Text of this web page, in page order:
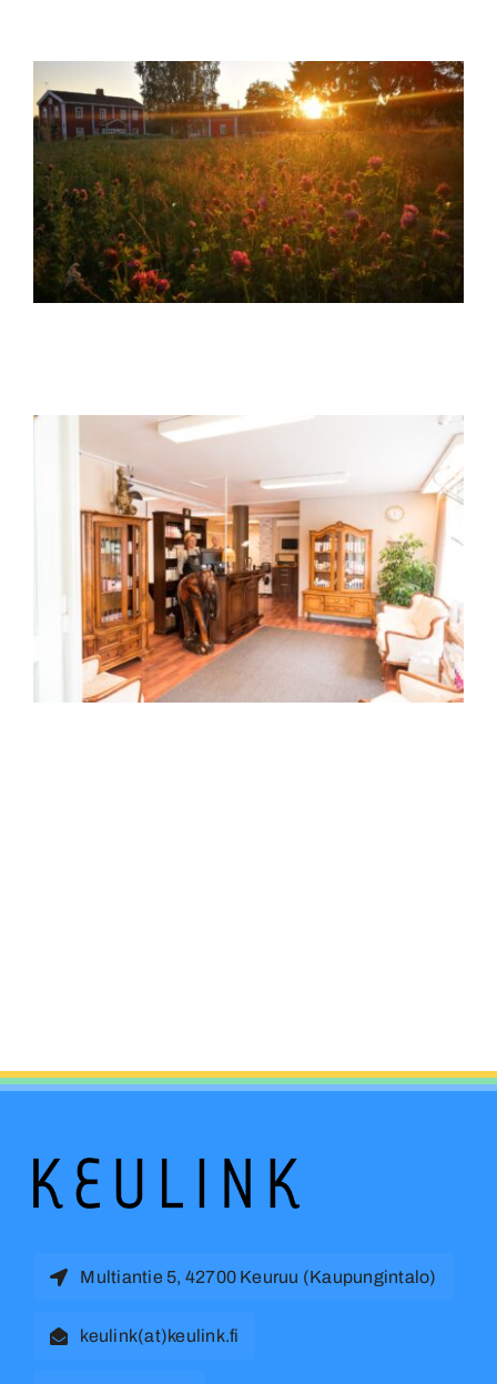
Multiantie 5, 42700 Keuruu (Kaupungintalo)
keulink(at)keulink.fi